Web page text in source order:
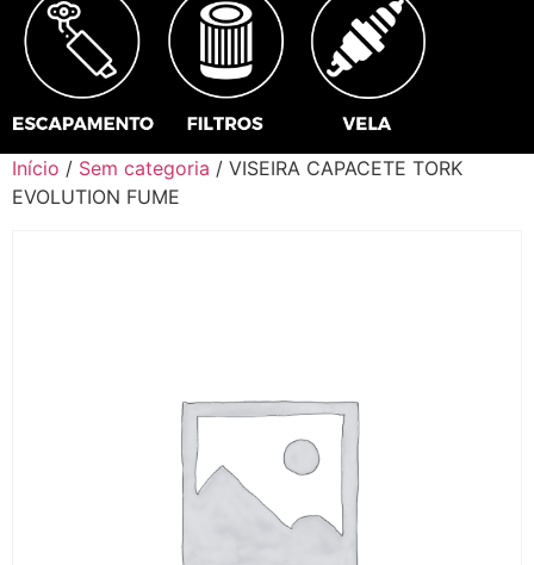
Início / Sem categoria / VISEIRA CAPACETE TORK
EVOLUTION FUME